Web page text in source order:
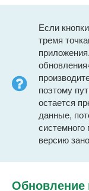
Если
тремя
поэтому
остается
данные,
версию
Обновление